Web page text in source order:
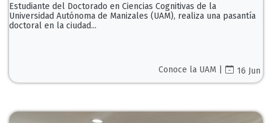
Estudiante del Doctorado en Ciencias Cognitivas de la
Universidad Autónoma de Manizales (UAM), realiza una pasantía
doctoral en la ciudad...
Conoce la UAM | 16 Jun